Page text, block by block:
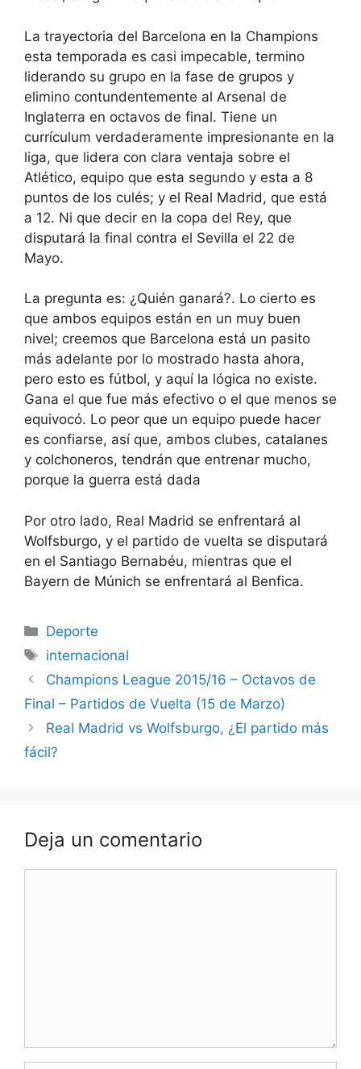
La trayectoria del Barcelona en la Champions
esta temporada es casi impecable, termino
liderando su grupo en la fase de grupos y
elimino contundentemente al Arsenal de
Inglaterra en octavos de final. Tiene un
currículum verdaderamente impresionante en la
liga, que lidera con clara ventaja sobre el
Atlético, equipo que esta segundo y esta a 8
puntos de los culés; y el Real Madrid, que está
a 12. Ni que decir en la copa del Rey, que
disputará la final contra el Sevilla el 22 de
Mayo.
La pregunta es: ¿Quién ganará?. Lo cierto es
que ambos equipos están en un muy buen
nivel; creemos que Barcelona está un pasito
más adelante por lo mostrado hasta ahora,
pero esto es fútbol, y aquí la lógica no existe.
Gana el que fue más efectivo o el que menos se
equivocó. Lo peor que un equipo puede hacer
es confiarse, así que, ambos clubes, catalanes
y colchoneros, tendrán que entrenar mucho,
porque la guerra está dada
Por otro lado, Real Madrid se enfrentará al
Wolfsburgo, y el partido de vuelta se disputará
en el Santiago Bernabéu, mientras que el
Bayern de Múnich se enfrentará al Benfica.
Categorías
Deporte
Etiquetas
internacional
Champions League 2015/16 – Octavos de
Final – Partidos de Vuelta (15 de Marzo)
Real Madrid vs Wolfsburgo, ¿El partido más
fácil?
Deja un comentario